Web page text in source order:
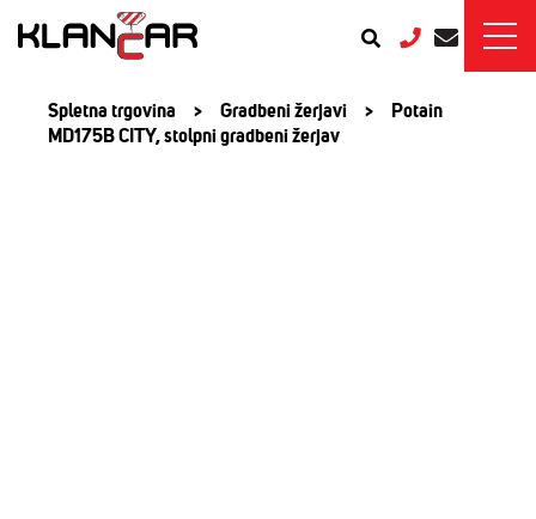
Spletna trgovina > Gradbeni žerjavi >
Potain
MD175B CITY, stolpni gradbeni žerjav